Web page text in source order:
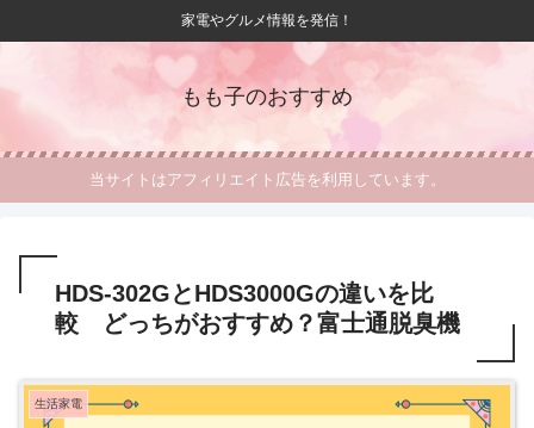
家電やグルメ情報を発信！
もも子のおすすめ
当サイトはアフィリエイト広告を利用しています。
HDS-302GとHDS3000Gの違いを比
較 どっちがおすすめ？富士通脱臭機
生活家電